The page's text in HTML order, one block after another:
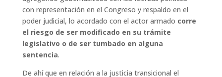
con representación en el Congreso y respaldo en el
poder judicial, lo acordado con el actor armado corre
el riesgo de ser modificado en su trámite
legislativo o de ser tumbado en alguna
sentencia.
De ahí que en relación a la justicia transicional el